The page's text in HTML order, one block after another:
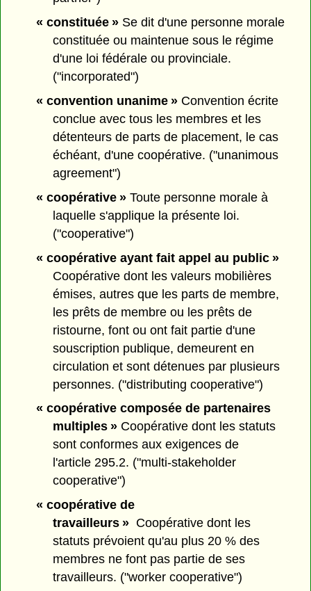
« constituée »Se dit d'une personne morale
constituée ou maintenue sous le régime
d'une loi fédérale ou provinciale.
("incorporated")
« convention unanime »Convention écrite
conclue avec tous les membres et les
détenteurs de parts de placement, le cas
échéant, d'une coopérative. ("unanimous
agreement")
« coopérative »Toute personne morale à
laquelle s'applique la présente loi.
("cooperative")
« coopérative ayant fait appel au public »
Coopérative dont les valeurs mobilières
émises, autres que les parts de membre,
les prêts de membre ou les prêts de
ristourne, font ou ont fait partie d'une
souscription publique, demeurent en
circulation et sont détenues par plusieurs
personnes. ("distributing cooperative")
« coopérative composée de partenaires
multiples » Coopérative dont les statuts
sont conformes aux exigences de
l'article 295.2. ("multi-stakeholder
cooperative")
« coopérative de
travailleurs » Coopérative dont les
statuts prévoient qu'au plus 20 % des
membres ne font pas partie de ses
travailleurs. ("worker cooperative")